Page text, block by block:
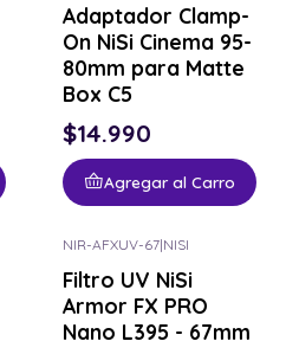
Adaptador Clamp-
On NiSi Cinema 95-
80mm para Matte
Box C5
$14.990
Agregar al Carro
NIR-AFXUV-67|NISI
Filtro UV NiSi
Armor FX PRO
Nano L395 - 67mm